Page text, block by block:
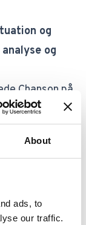
About
ads, to
our traffic.
og
og
Chanson på
side 1.
af keywords
som mange
har det
haft en